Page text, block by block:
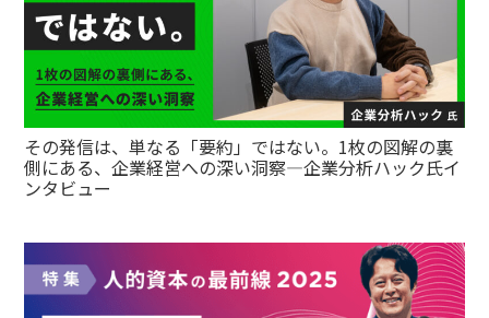
その発信は、単なる「要約」ではない。1枚の図解の裏
側にある、企業経営への深い洞察—企業分析ハック氏イ
ンタビュー